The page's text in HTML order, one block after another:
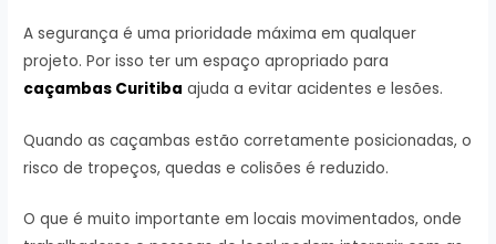
A segurança é uma prioridade máxima em qualquer
projeto. Por isso ter um espaço apropriado para
caçambas Curitiba ajuda a evitar acidentes e lesões.
Quando as caçambas estão corretamente posicionadas, o
risco de tropeços, quedas e colisões é reduzido.
O que é muito importante em locais movimentados, onde